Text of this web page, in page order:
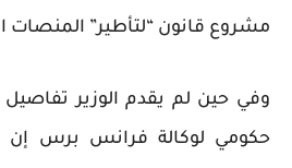
مشروع قانون “لتأطير” المنصات
وفي حين لم يقدم الوزير
حكومي لوكالة فرانس برس إن